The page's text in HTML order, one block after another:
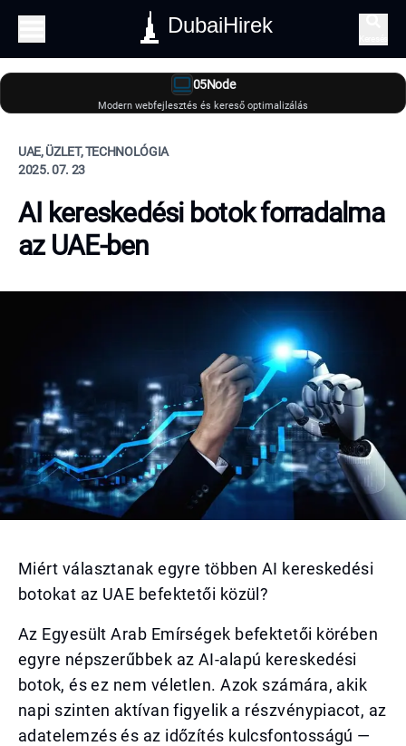
DubaiHirek
05Node
Modern webfejlesztés és kereső optimalizálás
UAE, ÜZLET, TECHNOLÓGIA
2025. 07. 23
AI kereskedési botok forradalma
az UAE-ben
Miért választanak egyre többen AI kereskedési
botokat az UAE befektetői közül?
Az Egyesült Arab Emírségek befektetői körében
egyre népszerűbbek az AI-alapú kereskedési
botok, és ez nem véletlen. Azok számára, akik
napi szinten aktívan figyelik a részvénypiacot, az
adatelemzés és az időzítés kulcsfontosságú —